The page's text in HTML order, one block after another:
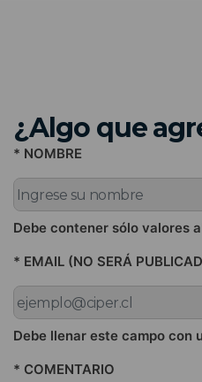
¿Algo que
* NOMBRE
Debe contener sólo valores
* EMAIL (NO SERÁ
Debe llenar este campo con
* COMENTARIO